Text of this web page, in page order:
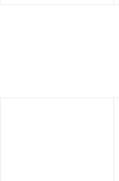
ideální volbou pro každou